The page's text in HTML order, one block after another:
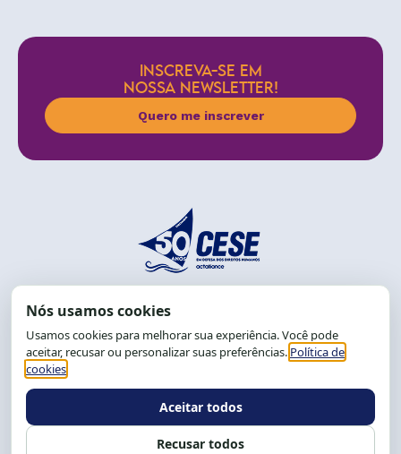
INSCREVA-SE EM
NOSSA NEWSLETTER!
Quero me inscrever
End.: R. da Graça, 150. Graça
CEP: 40.150-055
Salvador-BA, Brasil.
Tel.: (71) 2104-5457, Cel.: (71) 9 9239-2104 ou 2105
Expediente: 8h às 12h e 13 às 17h.